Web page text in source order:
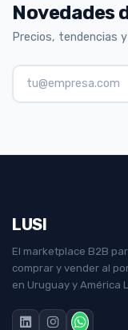
Novedades
Precios, tendencias
LUSI
El marketplace B2B
comprar y vender al
en Uruguay y América